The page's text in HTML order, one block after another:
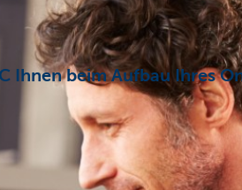
Ihnen beim Aufbau Ihres